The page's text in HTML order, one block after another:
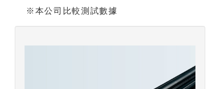
※本公司比較測試數據